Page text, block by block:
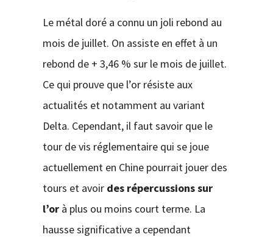
Le métal doré a connu un joli rebond au
mois de juillet. On assiste en effet à un
rebond de + 3,46 % sur le mois de juillet.
Ce qui prouve que l’or résiste aux
actualités et notamment au variant
Delta. Cependant, il faut savoir que le
tour de vis réglementaire qui se joue
actuellement en Chine pourrait jouer des
tours et avoir des répercussions sur
l’or à plus ou moins court terme. La
hausse significative a cependant